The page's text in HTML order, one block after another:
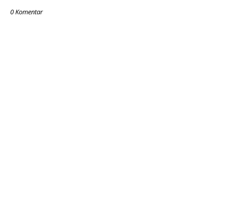
0 Komentar